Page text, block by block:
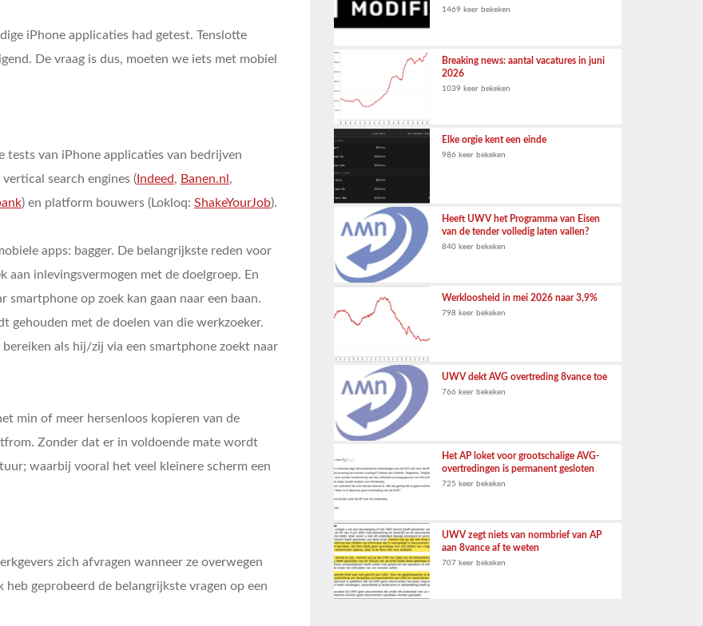
iPhone applicaties had getest. Tenslotte
De vraag is dus, moeten we iets met mobiel
tests van iPhone applicaties van bedrijven
vertical search engines ( Indeed, Banen.nl ,
) en platform bouwers (Lokloq: ShakeYourJob).
apps: bagger. De belangrijkste reden voor
aan inlevingsvermogen met de doelgroep. En
op zoek kan gaan naar een baan.
gehouden met de doelen van die werkzoeker.
als hij/zij via een smartphone zoekt naar
min of meer hersenloos kopieren van de
Zonder dat er in voldoende mate wordt
waarbij vooral het veel kleinere scherm een
zich afvragen wanneer ze overwegen
heb geprobeerd de belangrijkste vragen op een
1469 keer bekeken
Breaking news: aantal vacatures in juni
2026
1039 keer bekeken
Elke orgie kent een einde
986 keer bekeken
Heeft UWV het Programma van Eisen
van de tender volledig laten vallen?
840 keer bekeken
Werkloosheid in mei 2026 naar 3,9%
798 keer bekeken
UWV dekt AVG overtreding 8vance toe
766 keer bekeken
Het AP loket voor grootschalige AVG-
overtredingen is permanent gesloten
725 keer bekeken
UWV zegt niets van normbrief van AP
aan 8vance af te weten
707 keer bekeken